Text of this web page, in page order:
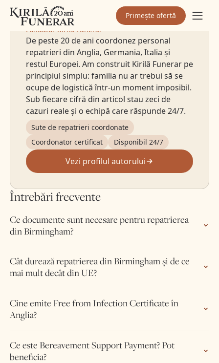
Primește ofertă
Sebastian Kirilă
Fondator Kirilă Funerar
De peste 20 de ani coordonez personal
repatrieri din Anglia, Germania, Italia și
restul Europei. Am construit Kirilă Funerar pe
principiul simplu: familia nu ar trebui să se
ocupe de logistică într-un moment imposibil.
Sub fiecare cifră din articol stau zeci de
cazuri reale și o echipă care răspunde 24/7.
Sute de repatrieri coordonate
Coordonator certificat
Disponibil 24/7
Vezi profilul autorului
Întrebări frecvente
Ce documente sunt necesare pentru repatrierea
din Birmingham?
Cât durează repatrierea din Birmingham și de ce
mai mult decât din UE?
Cine emite Free from Infection Certificate în
Anglia?
Ce este Bereavement Support Payment? Pot
beneficia?